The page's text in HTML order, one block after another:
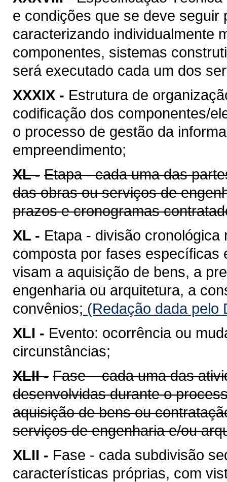
e condições que se deve seguir
caracterizando individualmente
componentes, sistemas
será executado cada um dos
XXXIX - Estrutura de
codificação dos componentes/
o processo de gestão da
empreendimento;
XL - Etapa - cada uma das
das obras ou serviços de
prazos e cronogramas
XL - Etapa - divisão
composta por fases específicas
visam a aquisição de bens, a
engenharia ou arquitetura, a
convênios; (Redação dada pelo
XLI - Evento: ocorrência ou
circunstâncias;
XLII - Fase – cada uma das
desenvolvidas durante o
aquisição de bens ou
serviços de engenharia e/ou
XLII - Fase - cada subdivisão
características próprias, com